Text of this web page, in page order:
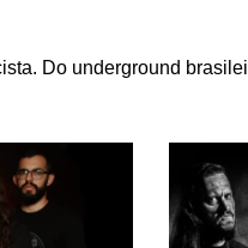
Technical Death Metal
Do underground